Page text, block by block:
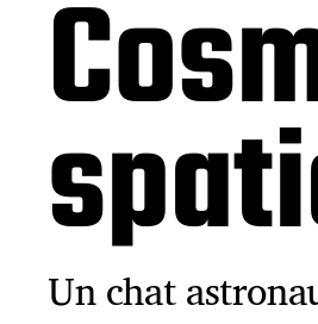
Un chat